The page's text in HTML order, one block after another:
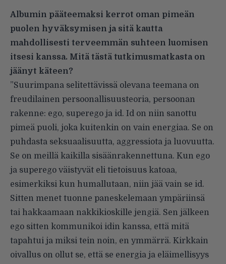
Albumin pääteemaksi kerrot oman pimeän
puolen hyväksymisen ja sitä kautta
mahdollisesti terveemmän suhteen luomisen
itsesi kanssa. Mitä tästä tutkimusmatkasta on
jäänyt käteen?
”Suurimpana selitettävissä olevana teemana on
freudilainen persoonallisuusteoria, persoonan
rakenne: ego, superego ja id. Id on niin sanottu
pimeä puoli, joka kuitenkin on vain energiaa. Se on
puhdasta seksuaalisuutta, aggressiota ja luovuutta.
Se on meillä kaikilla sisäänrakennettuna. Kun ego
ja super­ego väistyvät eli tietoisuus katoaa,
esimerkiksi kun humallutaan, niin jää vain se id.
Sitten menet tuonne paneskelemaan ympäriinsä
tai hakkaamaan nakkikioskille jengiä. Sen jälkeen
ego sitten kommunikoi idin kanssa, että mitä
tapahtui ja miksi tein noin, en ymmärrä. Kirkkain
oivallus on ollut se, että se energia ja eläimellisyys